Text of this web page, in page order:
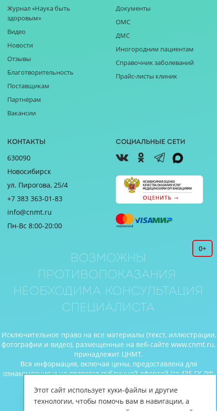
Журнал «Наука быть
здоровым»
Видео
Новости
Отзывы
Благотворительность
Поставщикам
Партнёрам
Вакансии
Документы
ОМС
ДМС
Иногородним пациентам
Справочник заболеваний
Прайс-листы клиник
Контакты
630090
Новосибирск
ул. Пирогова, 25/4
+7 383 363-01-83
info@cnmt.ru
Пн-Вс 8:00-20:00
Социальные сети
0+
Возможны
противопоказания.
Необходима консультация
специалиста
Исключительное право на все материалы (текст, иллюстрации,
фотографии и видео), размещенные на веб-сайте www.cnmt.ru,
принадлежит ЦНМТ.
Вся информация, включая цены, предоставлена для
ознакомления и не является публичной офертой (ст.435 ГК РФ,
© Центр новых медицинских технологий, 2026
Этот сайт использует куки-файлы и другие
технологии, чтобы помочь вам в навигации, а